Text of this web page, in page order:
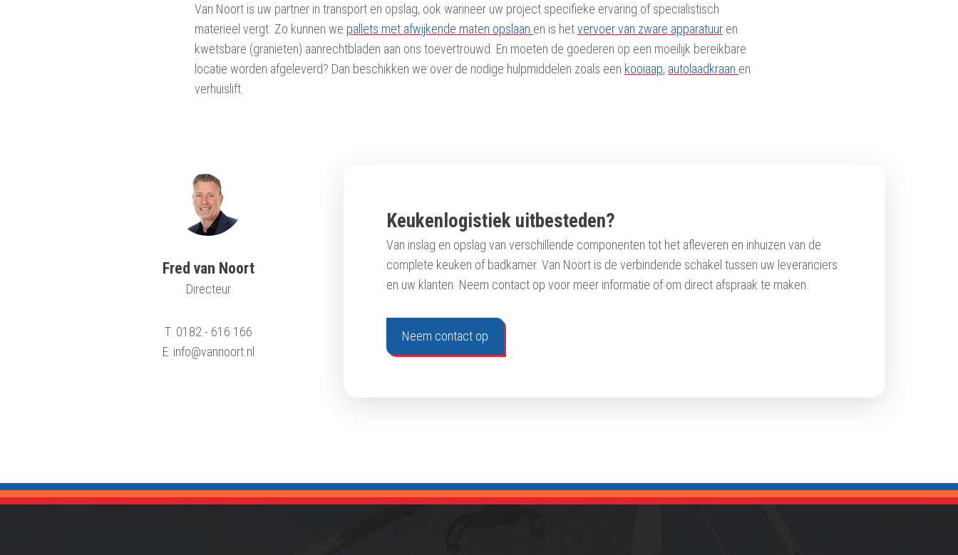
Van Noort is uw partner in transport en opslag, ook wanneer uw project specifieke ervaring of specialistisch
materieel vergt. Zo kunnen we pallets met afwijkende maten opslaan en is hetvervoer van zware apparatuur en
kwetsbare (granieten) aanrechtbladen aan ons toevertrouwd. En moeten de goederen op een moeilijk bereikbare
locatie worden afgeleverd? Dan beschikken we over de nodige hulpmiddelen zoals een kooiaap, autolaadkraan en
verhuislift.
Fred van Noort
Directeur
T: 0182 - 616 166
E: info@vannoort.nl
Keukenlogistiek uitbesteden?
Van inslag en opslag van verschillende componenten tot het afleveren en inhuizen van de
complete keuken of badkamer. Van Noort is de verbindende schakel tussen uw leveranciers
en uw klanten. Neem contact op voor meer informatie of om direct afspraak te maken.
Neem contact op